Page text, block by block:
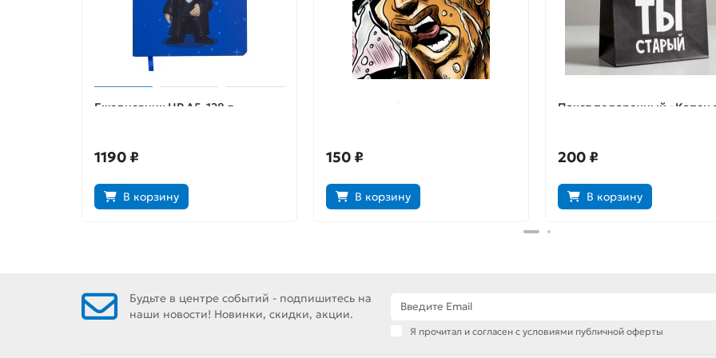
Ежедневник HP А5, 128 л.
1190 ₽
В корзину
Открытка Jojo
150 ₽
В корзину
Пакет подарочный «Капец
200 ₽
В корзину
Будьте в центре событий - подпишитесь на
наши новости! Новинки, скидки, акции.
Я прочитал и согласен с условиями публичной оферты